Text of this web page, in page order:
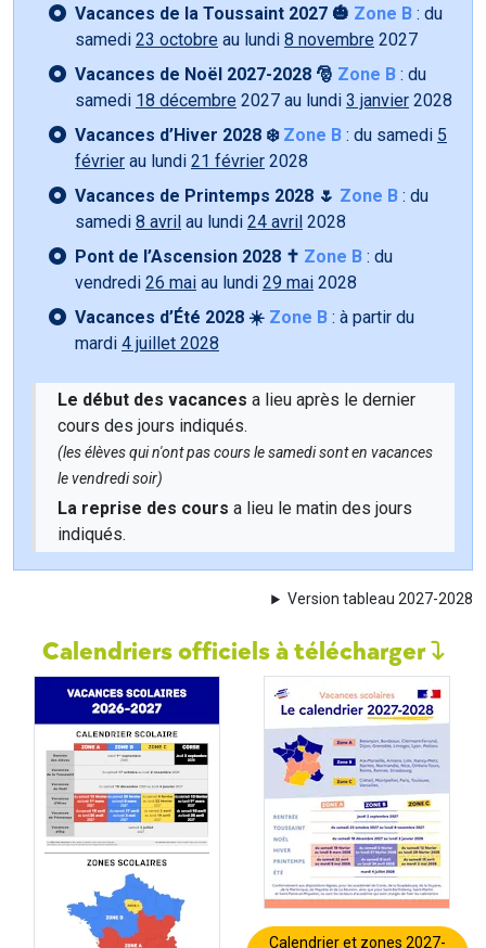
Vacances de la Toussaint 2027 🎃 Zone B : du
samedi 23 octobre au lundi 8 novembre 2027
Vacances de Noël 2027-2028 🎅 Zone B : du
samedi 18 décembre 2027 au lundi 3 janvier 2028
Vacances d’Hiver 2028 ❄️ Zone B : du samedi 5
février au lundi 21 février 2028
Vacances de Printemps 2028 🌷 Zone B : du
samedi 8 avril au lundi 24 avril 2028
Pont de l’Ascension 2028 ✝️ Zone B : du
vendredi 26 mai au lundi 29 mai 2028
Vacances d’Été 2028 ☀️ Zone B : à partir du
mardi 4 juillet 2028
Le début des vacances a lieu après le dernier
cours des jours indiqués.
(les élèves qui n'ont pas cours le samedi sont en vacances
le vendredi soir)
La reprise des cours a lieu le matin des jours
indiqués.
Version tableau 2027-2028
Calendriers officiels à télécharger
Calendrier et zones 2027-